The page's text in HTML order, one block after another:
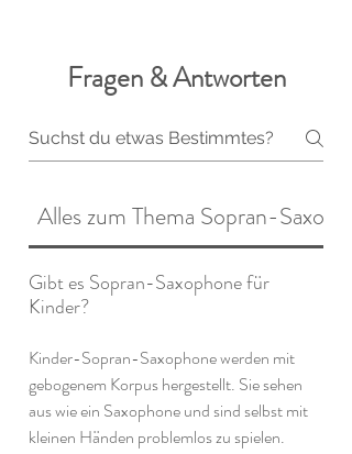
Fragen & Antworten
Alles zum Thema Sopran-
Gibt es Sopran-Saxophone für
Kinder?
Kinder-Sopran-Saxophone werden mit
gebogenem Korpus hergestellt. Sie sehen
aus wie ein Saxophone und sind selbst mit
kleinen Händen problemlos zu spielen.